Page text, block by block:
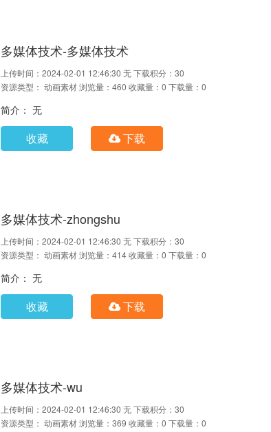
多媒体技术-多媒体技术
上传时间：2024-02-01 12:46:30 无下载积分：30
资源类型： 动画素材浏览量：460 收藏量：0 下载量：0
简介： 无
收藏 下载
多媒体技术-zhongshu
上传时间：2024-02-01 12:46:30 无下载积分：30
资源类型： 动画素材浏览量：414收藏量：0 下载量：0
简介： 无
收藏 下载
多媒体技术-wu
上传时间：2024-02-01 12:46:30 无下载积分：30
资源类型： 动画素材浏览量：369 收藏量：0 下载量：0